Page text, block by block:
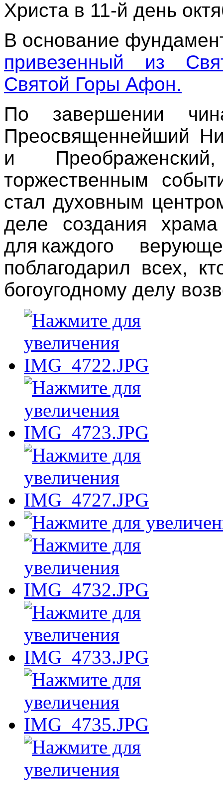
Христа в 11-й день
В основание
привезенный из
Святой Горы Афон.
По завершении
Преосвященнейший
и
торжественным
стал духовным
деле создания
для каждого
поблагодарил всех,
богоугодному делу